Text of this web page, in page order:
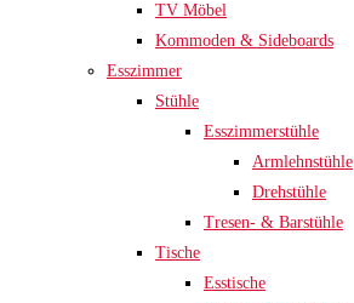
TV Möbel
Kommoden & Sideboards
Esszimmer
Stühle
Esszimmerstühle
Armlehnstühle
Drehstühle
Tresen- & Barstühle
Tische
Esstische